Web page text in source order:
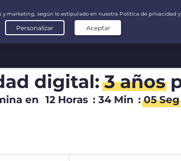
digital:3 años
en 12 Horas : 34 Min : 04Seg